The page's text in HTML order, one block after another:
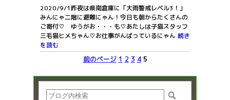
2020/9/1昨夜は県南倉庫に「大雨警戒レベル3！」
みんにゃ二階に避難にゃん！今日も朝からたくさんの
ご寄付♡ ゆうがお・・・も♡あたしは子猫スタッフ
三毛猫ヒメちゃん♡お仕事がんばっているにゃん 続き
を読む
前のページ 1 2 3 4 5